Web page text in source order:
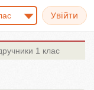
1 клас